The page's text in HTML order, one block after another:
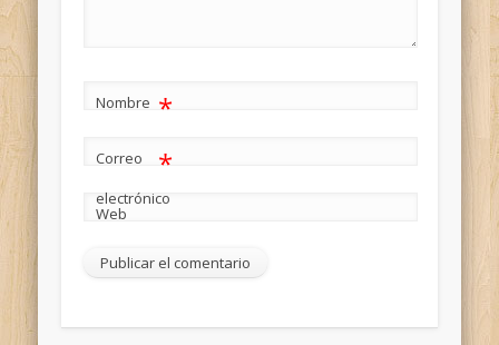
Nombre *
Correo
electrónico
*
Web